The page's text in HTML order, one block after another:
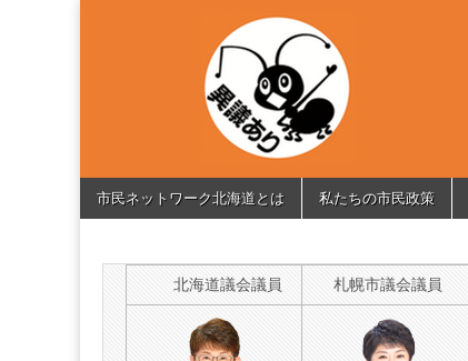
ネ
ッ
ト
ワ
Main
menu
Skip
市民ネットワーク北海道とは 私たちの市民政策
北海道議会議員 札幌市議会議員